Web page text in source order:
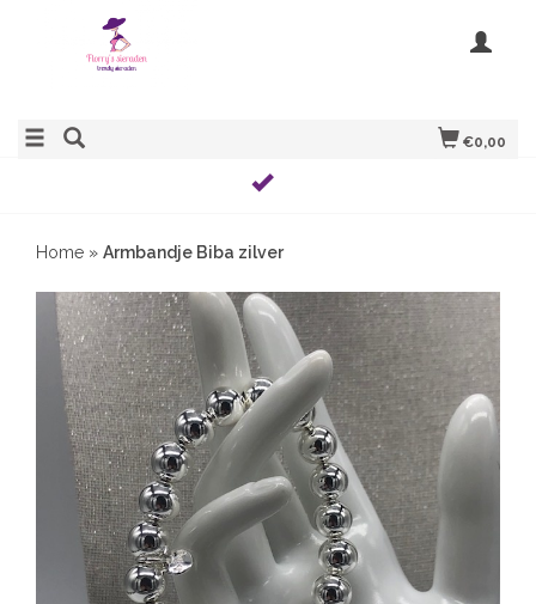
€0,00
Home » Armbandje Biba zilver